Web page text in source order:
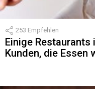
253 Empfehlen
Einige
Kunden, die Essen